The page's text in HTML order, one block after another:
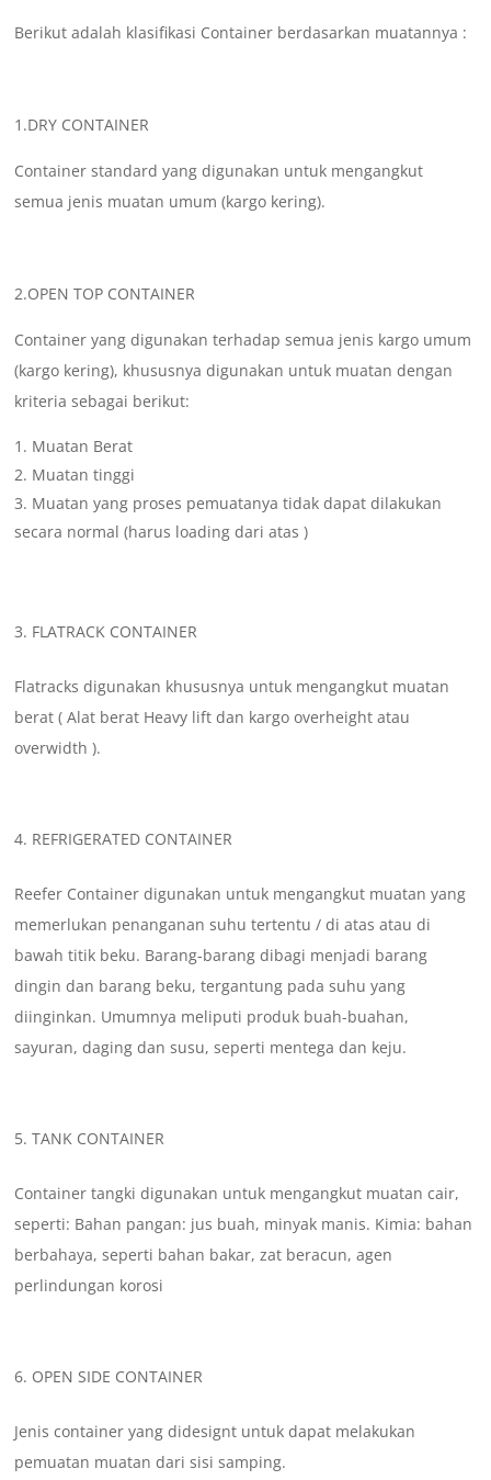
Berikut adalah klasifikasi Container berdasarkan muatannya :
1.DRY CONTAINER
Container standard yang digunakan untuk mengangkut
semua jenis muatan umum (kargo kering).
2.OPEN TOP CONTAINER
Container yang digunakan terhadap semua jenis kargo umum
(kargo kering), khususnya digunakan untuk muatan dengan
kriteria sebagai berikut:
Muatan Berat
Muatan tinggi
Muatan yang proses pemuatanya tidak dapat dilakukan
secara normal (harus loading dari atas )
FLATRACK CONTAINER
Flatracks digunakan khususnya untuk mengangkut muatan
berat ( Alat berat Heavy lift dan kargo overheight atau
overwidth ).
REFRIGERATED CONTAINER
Reefer Container digunakan untuk mengangkut muatan yang
memerlukan penanganan suhu tertentu / di atas atau di
bawah titik beku. Barang-barang dibagi menjadi barang
dingin dan barang beku, tergantung pada suhu yang
diinginkan. Umumnya meliputi produk buah-buahan,
sayuran, daging dan susu, seperti mentega dan keju.
TANK CONTAINER
Container tangki digunakan untuk mengangkut muatan cair,
seperti: Bahan pangan: jus buah, minyak manis. Kimia: bahan
berbahaya, seperti bahan bakar, zat beracun, agen
perlindungan korosi
OPEN SIDE CONTAINER
Jenis container yang didesignt untuk dapat melakukan
pemuatan muatan dari sisi samping.